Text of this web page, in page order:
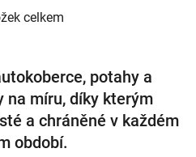
O
á
d
a
c
í
p
celkem
potahy a
na míru, díky kterým
a chráněné v každém
období.